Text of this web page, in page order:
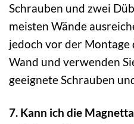
Schrauben und zwei
meisten Wände
jedoch vor der
Wand und verwenden
geeignete Schrauben
7. Kann ich die